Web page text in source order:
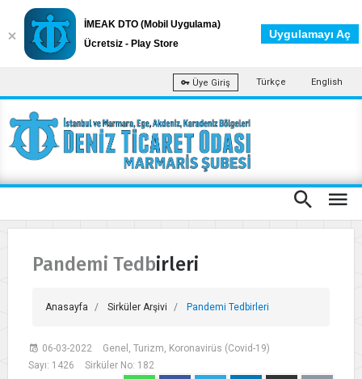
Üye Giriş Türkçe English
Pandemi Tedbirleri
Anasayfa Sirküler Arşivi Pandemi Tedbirleri
06-03-2022
Genel, Turizm, Koronavirüs (Covid-19)
Sayı: 1426
Sirküler No: 182
İMEAK DTO (Mobil Uygulama)
Ücretsiz - Play Store
Uygulamayı Aç